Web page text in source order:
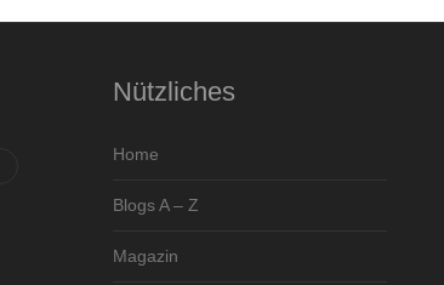
Nützliches
Home
Blogs A – Z
Magazin